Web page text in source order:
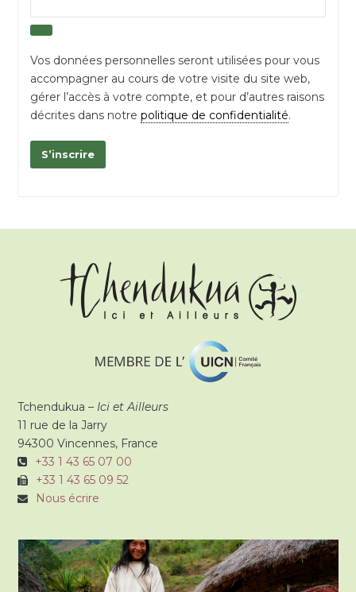
Vos données personnelles seront utilisées pour vous
accompagner au cours de votre visite du site web,
gérer l’accès à votre compte, et pour d’autres raisons
décrites dans notrepolitique de confidentialité.
S’inscrire
Tchendukua – Ici et Ailleurs
11 rue de la Jarry
94300 Vincennes, France
+33 1 43 65 07 00
+33 1 43 65 09 52
Nous écrire